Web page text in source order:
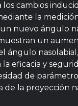
cambios
la
nuevo ángulo
un
ángulo
eficacia y
de
de la proyección